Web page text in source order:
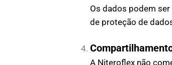
Os dados podem
de proteção de
A Niteroflex não